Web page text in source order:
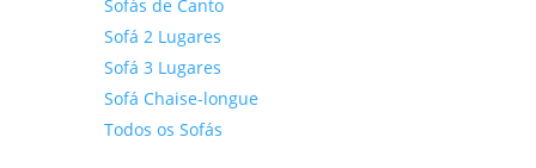
Sofás de Canto
Sofá 2 Lugares
Sofá 3 Lugares
Sofá Chaise-longue
Todos os Sofás